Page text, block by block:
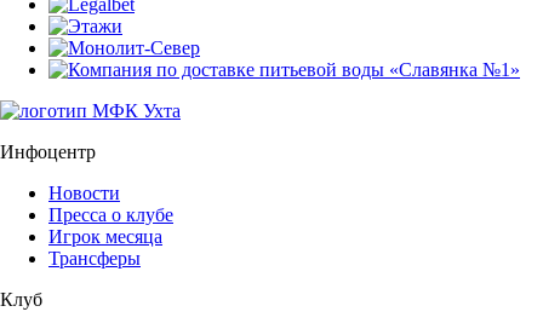
Инфоцентр
Новости
Пресса о клубе
Игрок месяца
Трансферы
Клуб